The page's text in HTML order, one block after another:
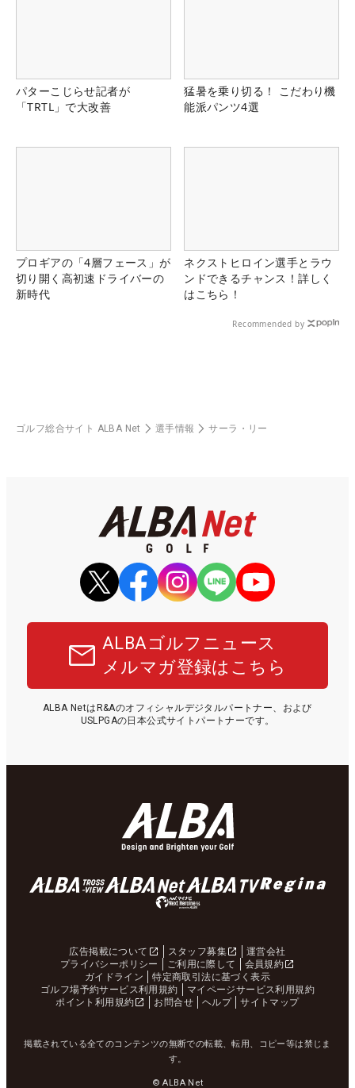
パターこじらせ記者が
「TRTL」で大改善
猛暑を乗り切る！ こだわり機
能派パンツ4選
プロギアの「4層フェース」が
切り開く高初速ドライバーの
新時代
ネクストヒロイン選手とラウ
ンドできるチャンス！詳しく
はこちら！
Recommended by
ゴルフ総合サイト ALBA Net 選手情報 サーラ・リー
ALBAゴルフニュース
メルマガ登録はこちら
ALBA NetはR&Aのオフィシャルデジタルパートナー、および
USLPGAの日本公式サイトパートナーです。
広告掲載について スタッフ募集
運営会社
プライバシーポリシー
ご利用に際して
会員規約
ガイドライン
特定商取引法に基づく表示
ゴルフ場予約サービス利用規約
マイページサービス利用規約
ポイント利用規約
お問合せ ヘルプ サイトマップ
掲載されている全てのコンテンツの無断での転載、転用、コピー等は禁じま
す。
© ALBA Net